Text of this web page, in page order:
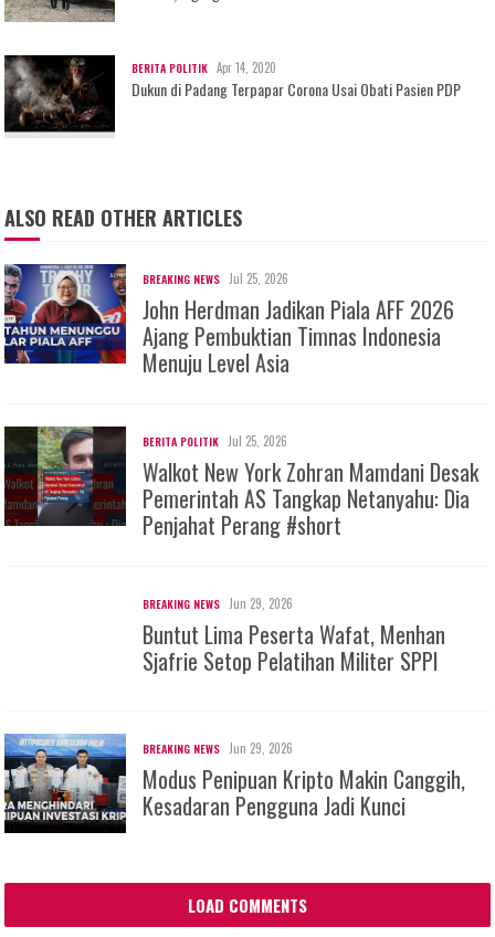
BERITA POLITIK Apr 14, 2020
Dukun di Padang Terpapar Corona Usai Obati Pasien PDP
ALSO READ OTHER ARTICLES
BREAKING NEWS Jul 25, 2026
John Herdman Jadikan Piala AFF 2026
Ajang Pembuktian Timnas Indonesia
Menuju Level Asia
BERITA POLITIK Jul 25, 2026
Walkot New York Zohran Mamdani Desak
Pemerintah AS Tangkap Netanyahu: Dia
Penjahat Perang #short
BREAKING NEWS Jun 29, 2026
Buntut Lima Peserta Wafat, Menhan
Sjafrie Setop Pelatihan Militer SPPI
BREAKING NEWS Jun 29, 2026
Modus Penipuan Kripto Makin Canggih,
Kesadaran Pengguna Jadi Kunci
LOAD COMMENTS